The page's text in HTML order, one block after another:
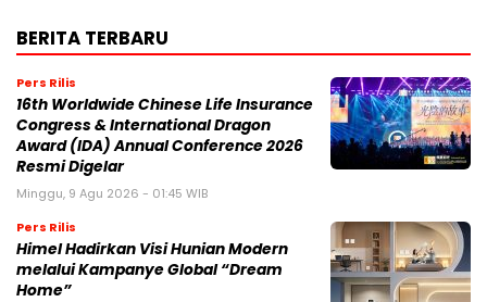
BERITA TERBARU
Pers Rilis
16th Worldwide Chinese Life Insurance
Congress & International Dragon
Award (IDA) Annual Conference 2026
Resmi Digelar
Minggu, 9 Agu 2026 - 01:45 WIB
Pers Rilis
Himel Hadirkan Visi Hunian Modern
melalui Kampanye Global “Dream
Home”